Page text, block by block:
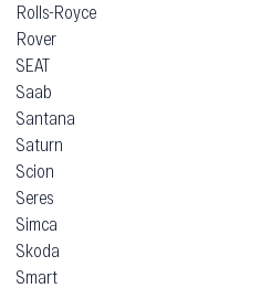
Rolls-Royce
Rover
SEAT
Saab
Santana
Saturn
Scion
Seres
Simca
Skoda
Smart